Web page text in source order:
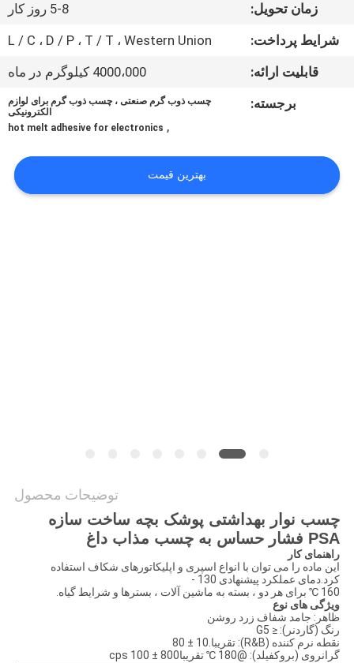
ما
تماس
بگیرید
پرونده
زمان تحویل:
5-8 روز کار
شرایط پرداخت:
L / C ، D / P ، T / T ، Western Union
قابلیت ارائه:
4000،000 کیلوگرم در ماه
برجسته:
چسب ذوب گرم صنعتی ، چسب ذوب گرم برای لوازم
الکترونیکی
,
hot melt adhesive for electronics
بهترین قیمت
توضیحات محصول
چسب نوار بهداشتی پوشک بچه ساخت سازه
PSA فشار حساس به چسب مذاب داغ
راهنمای کار
این ماده را می توان با انواع اسپری و اپلیکاتورهای شکاف استفاده
کرد.دمای عملکرد پیشنهادی 130 -
160 ℃ برای هر دو ، بسته به ماشین آلات ، بسترها و شرایط گیاه.
ویژگی های نوع
ظاهر: جامد شفاف زرد روشن
رنگ (گاردنر): ≤ G5
نقطه نرم کننده (R&B): تقریبا.10 ± 80
گرانروی (بروکفیلد): @180 ℃ تقریبا800 ± 100 cps